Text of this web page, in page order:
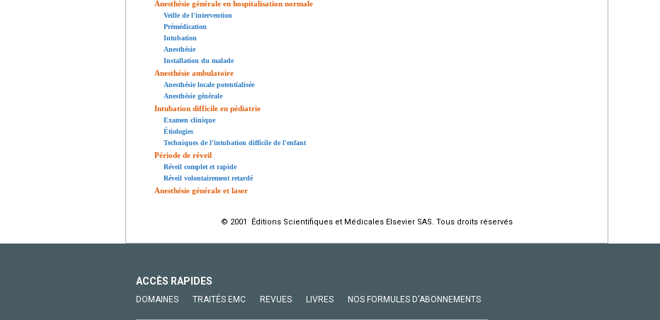
Anesthésie générale en hospitalisation normale
Veille de l'intervention
Prémédication
Intubation
Anesthésie
Installation du malade
Anesthésie ambulatoire
Anesthésie locale potentialisée
Anesthésie générale
Intubation difficile en pédiatrie
Examen clinique
Étiologies
Techniques de l'intubation difficile de l'enfant
Période de réveil
Réveil complet et rapide
Réveil volontairement retardé
Anesthésie générale et laser
© 2001 Éditions Scientifiques et Médicales Elsevier SAS. Tous droits réservés
ACCÈS RAPIDES
DOMAINES TRAITÉS EMC REVUES LIVRES NOS FORMULES D'ABONNEMENTS